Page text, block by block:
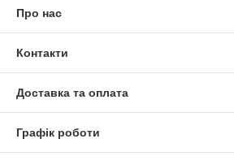
Про нас
Контакти
Доставка та оплата
Графік роботи